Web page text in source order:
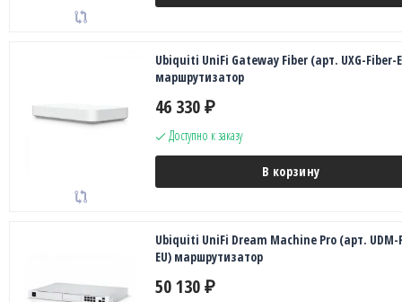
Ubiquiti UniFi Gateway Fiber (арт. UXG-Fiber-
маршрутизатор
46 330 ₽
Доступно к заказу
В корзину
Ubiquiti UniFi Dream Machine Pro (арт. UDM-
EU) маршрутизатор
50 130 ₽